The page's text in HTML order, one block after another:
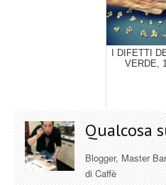
I DIFETTI
VERDE,
Qualcosa
Blogger, Master
di Caffè